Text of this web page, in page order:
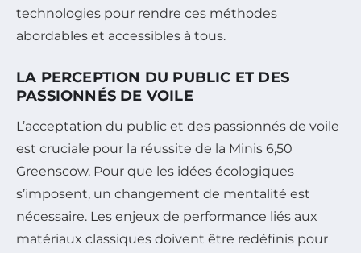
technologies pour rendre ces méthodes
abordables et accessibles à tous.
LA PERCEPTION DU PUBLIC ET DES
PASSIONNÉS DE VOILE
L’acceptation du public et des passionnés de voile
est cruciale pour la réussite de la Minis 6,50
Greenscow. Pour que les idées écologiques
s’imposent, un changement de mentalité est
nécessaire. Les enjeux de performance liés aux
matériaux classiques doivent être redéfinis pour